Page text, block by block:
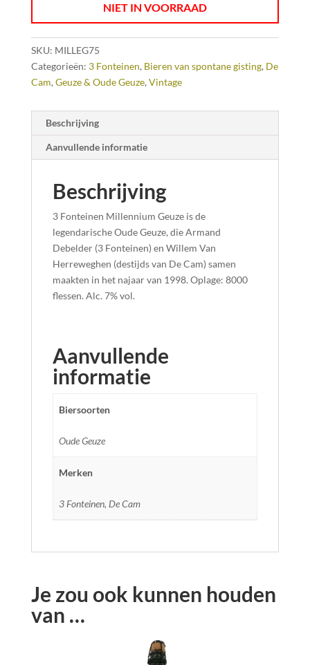
NIET IN VOORRAAD
SKU: MILLEG75
Categorieën: 3 Fonteinen, Bieren van spontane gisting, De
Cam, Geuze & Oude Geuze, Vintage
Beschrijving
Aanvullende informatie
Beschrijving
3 Fonteinen Millennium Geuze is de
legendarische Oude Geuze, die Armand
Debelder (3 Fonteinen) en Willem Van
Herreweghen (destijds van De Cam) samen
maakten in het najaar van 1998. Oplage: 8000
flessen. Alc. 7% vol.
Aanvullende
informatie
Biersoorten
Oude Geuze
Merken
3 Fonteinen, De Cam
Je zou ook kunnen houden
van …